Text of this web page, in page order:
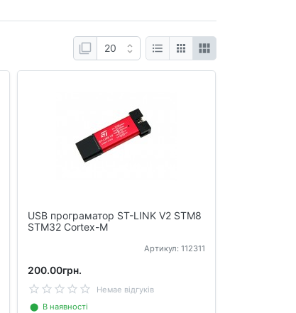
USB програматор ST-LINK V2 STM8
STM32 Cortex-M
Артикул: 112311
200.00грн.
Немае відгуків
⬤ В наявності